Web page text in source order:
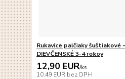
Rukavice palčiaky šuštiakové
DIEVČENSKÉ 3-4 rokoy
12,90 EUR/ks
10,49 EUR bez DPH